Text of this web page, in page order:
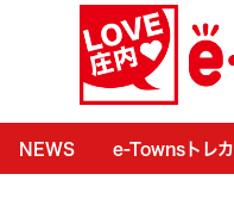
NEWS e-Townsトレカ